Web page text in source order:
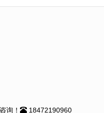
询！ 18472190960